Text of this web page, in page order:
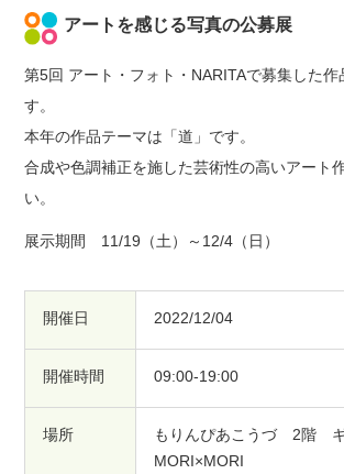
アートを感じる写真の公募展
第5回 アート・フォト・NARITAで募集した作
す。
本年の作品テーマは「道」です。
合成や色調補正を施した芸術性の高いアート
い。
展示期間 11/19（土）～12/4（日）
開催日 2022/12/04
開催時間 09:00-19:00
場所
もりんぴあこうづ 2階
MORI×MORI